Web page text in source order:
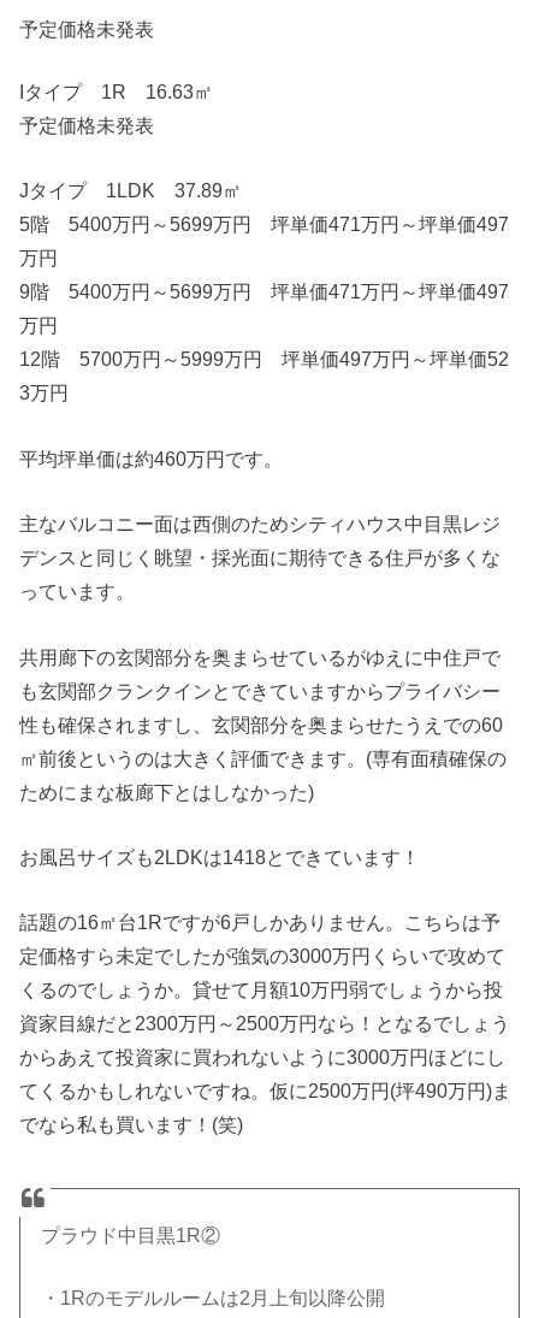
予定価格未発表
Iタイプ 1R 16.63㎡
予定価格未発表
Jタイプ 1LDK 37.89㎡
5階 5400万円～5699万円 坪単価471万円～坪単価497
万円
9階 5400万円～5699万円 坪単価471万円～坪単価497
万円
12階 5700万円～5999万円 坪単価497万円～坪単価52
3万円
平均坪単価は約460万円です。
主なバルコニー面は西側のためシティハウス中目黒レジ
デンスと同じく眺望・採光面に期待できる住戸が多くな
っています。
共用廊下の玄関部分を奥まらせているがゆえに中住戸で
も玄関部クランクインとできていますからプライバシー
性も確保されますし、玄関部分を奥まらせたうえでの60
㎡前後というのは大きく評価できます。(専有面積確保の
ためにまな板廊下とはしなかった)
お風呂サイズも2LDKは1418とできています！
話題の16㎡台1Rですが6戸しかありません。こちらは予
定価格すら未定でしたが強気の3000万円くらいで攻めて
くるのでしょうか。貸せて月額10万円弱でしょうから投
資家目線だと2300万円～2500万円なら！となるでしょう
からあえて投資家に買われないように3000万円ほどにし
てくるかもしれないですね。仮に2500万円(坪490万円)ま
でなら私も買います！(笑)
プラウド中目黒1R②
・1Rのモデルルームは2月上旬以降公開